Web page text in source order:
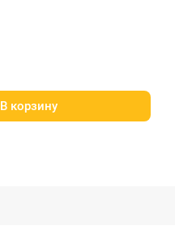
В корзину